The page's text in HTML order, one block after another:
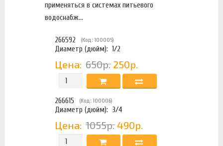
применяться в системах питьевого
водоснабж...
266592 (Код: 100005)
Диаметр (дюйм): 1/2
Цена: 650р. 250р.
266615 (Код: 100006)
Диаметр (дюйм): 3/4
Цена: 1055р. 490р.